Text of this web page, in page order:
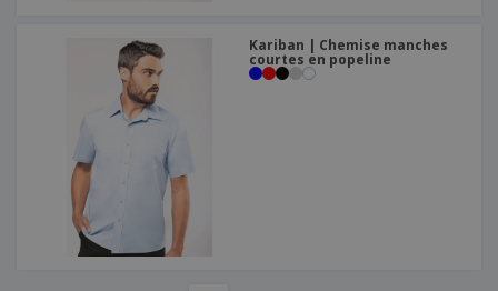
Kariban | Chemise manches
courtes en popeline